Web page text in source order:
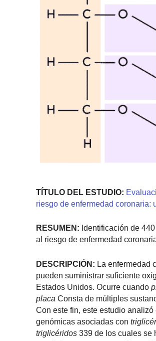
TÍTULO DEL ESTUDIO:
riesgo de enfermedad
RESUMEN: Identificación de
al riesgo de enfermedad
DESCRIPCIÓN: La enfermedad
pueden suministrar suficiente
Estados Unidos. Ocurre cuando
placa Consta de múltiples
Con este fin, este estudio
genómicas asociadas con
triglicéridos 339 de los cuales se